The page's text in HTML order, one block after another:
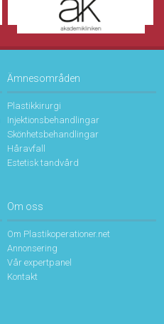
Ämnesområden
Plastikkirurgi
Injektionsbehandlingar
Skönhetsbehandlingar
Håravfall
Estetisk tandvård
Om oss
Om Plastikoperationer.net
Annonsering
Vår expertpanel
Kontakt